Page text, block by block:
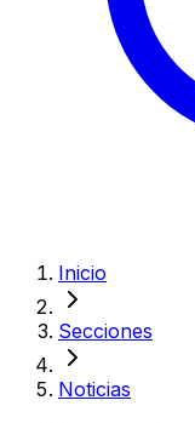
Inicio
Secciones
Noticias